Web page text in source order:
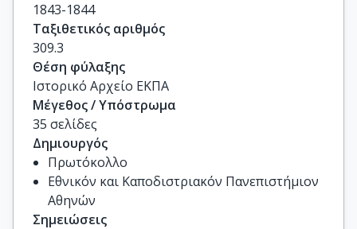
1843-1844
Ταξιθετικός αριθμός
309.3
Θέση φύλαξης
Ιστορικό Αρχείο ΕΚΠΑ
Μέγεθος / Υπόστρωμα
35 σελίδες
Δημιουργός
Πρωτόκολλο
Εθνικόν και Καποδιστριακόν Πανεπιστήμιον
Αθηνών
Σημειώσεις